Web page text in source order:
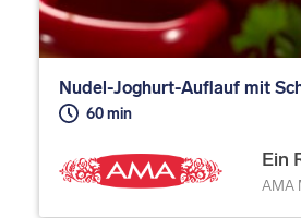
Nudel-Joghurt-Auflauf mit
60 min
Ein
AMA